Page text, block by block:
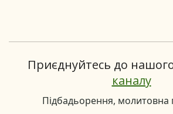
Приєднуйтесь до
каналу
Підбадьорення, молитовна